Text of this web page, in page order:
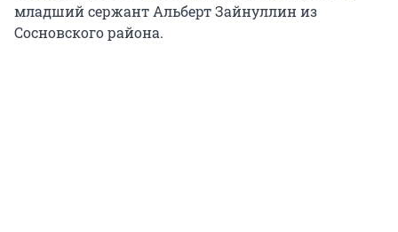
младший сержант Альберт Зайнуллин из
Сосновского района.